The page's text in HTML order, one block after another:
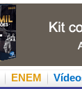
ENEM